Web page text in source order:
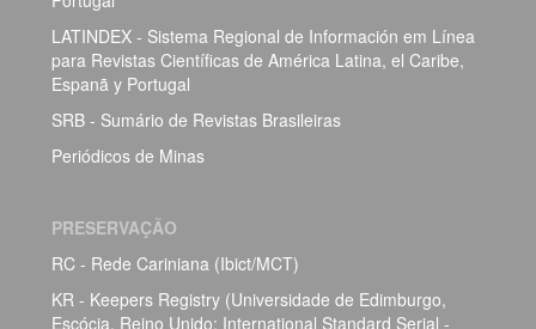
LATINDEX - Sistema Regional de Información em Línea
para Revistas Científicas de América Latina, el Caribe,
Espanã y Portugal
SRB - Sumário de Revistas Brasileiras
Periódicos de Minas
PRESERVAÇÃO
RC - Rede Cariniana (Ibict/MCT)
KR - Keepers Registry (Universidade de Edimburgo,
Escócia, Reino Unido; International Standard Serial -